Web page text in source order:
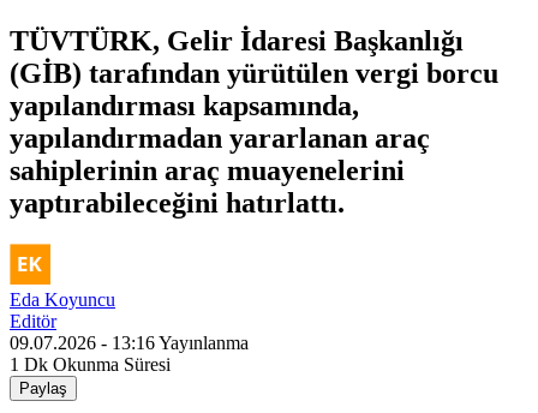
TÜVTÜRK, Gelir İdaresi Başkanlığı
(GİB) tarafından yürütülen vergi borcu
yapılandırması kapsamında,
yapılandırmadan yararlanan araç
sahiplerinin araç muayenelerini
yaptırabileceğini hatırlattı.
Eda Koyuncu
Editör
09.07.2026 - 13:16Yayınlanma
1 Dk Okunma Süresi
Paylaş